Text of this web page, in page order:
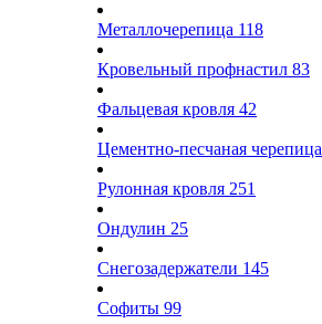
Металлочерепица 118
Кровельный профнастил 83
Фальцевая кровля 42
Цементно-песчаная черепица
Рулонная кровля 251
Ондулин 25
Снегозадержатели 145
Софиты 99